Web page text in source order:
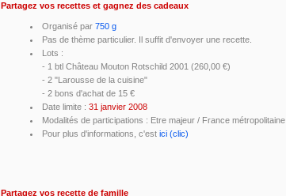
Partagez vos recettes et gagnez des cadeaux
Organisé par 750 g
Pas de thème particulier. Il suffit d'envoyer une recette.
Lots :
- 1 btl Château Mouton Rotschild 2001 (260,00 €)
- 2 "Larousse de la cuisine"
- 2 bons d'achat de 15 €
Date limite : 31 janvier 2008
Modalités de participations : Etre majeur / France métropolitaine
Pour plus d'informations, c'est ici (clic)
Partagez vos recette de famille